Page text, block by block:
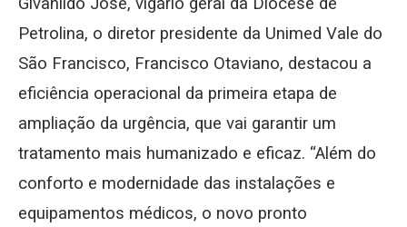
Petrolina, o diretor presidente da Unimed Vale do
São Francisco, Francisco Otaviano, destacou a
eficiência operacional da primeira etapa de
ampliação da urgência, que vai garantir um
tratamento mais humanizado e eficaz. “Além do
conforto e modernidade das instalações e
equipamentos médicos, o novo pronto